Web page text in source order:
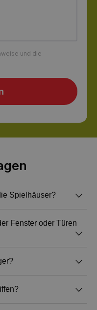
und die
Spielhäuser?
ab
d. h. die Farbe
dieselbe, dadurch
Fenster oder Türen
von Türen und
auf Lager.